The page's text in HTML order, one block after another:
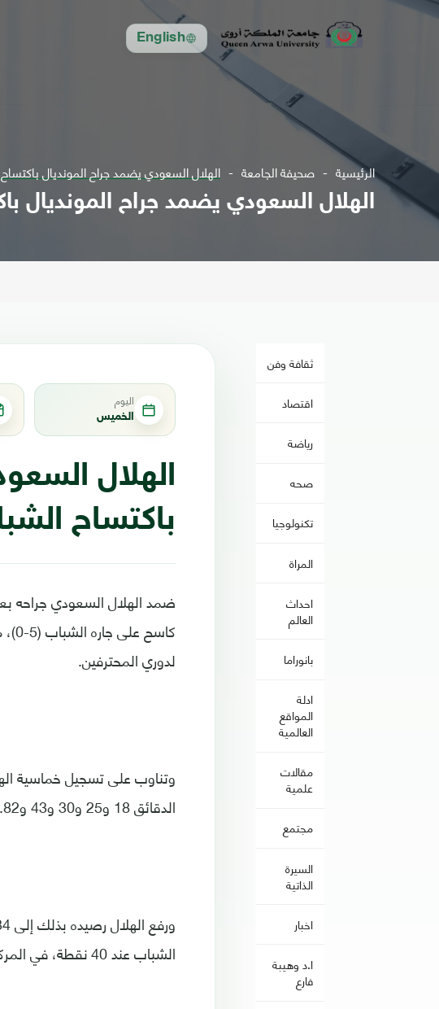
English
الرئيسية صحيفة الجامعة الهلال السعودي يضمد جراح المونديال
الهلال السعودي يضمد جراح المونديال
ثقافة وفن
اقتصاد
رياضة
صحه
تكنولوجيا
المراة
احداث
العالم
بانوراما
ادلة
المواقع
العالمية
مقالات
علمية
مجتمع
السيرة
الذاتية
اخبار
ا.د وهيبة
فارع
اليوم
الخميس
الهلال
باكتساح
لدوري المحترفين.
وتناوب على تسجيل خماسية
الدقائق 18 و25 و30 و43 و82.
الشباب عند 40 نقطة، في المركز الثالث.